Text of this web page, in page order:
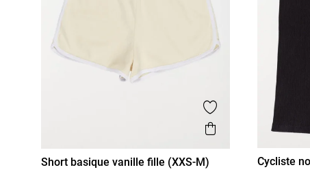
Ajouter aux favoris
Aperçu rapide
XXS/12A XS/14A S/16A
Short basique vanille fille (XXS-M) XXS/12A
Cycliste